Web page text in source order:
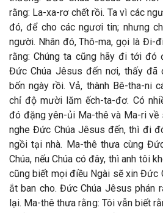
rằng: La-xa-rơ chết rồi. Ta vì các
đó, để cho các ngươi tin; nhưng
người. Nhân đó, Thô-ma, gọi là Đi-
rằng: Chúng ta cũng hãy đi tới đó
Đức Chúa Jêsus đến nơi, thấy đã
bốn ngày rồi. Vả, thành Bê-tha-ni
chỉ độ mười lăm ếch-ta-đơ. Có
đó đặng yên-ủi Ma-thê và Ma-ri về
nghe Đức Chúa Jêsus đến, thì đi
ngồi tại nhà. Ma-thê thưa cùng
Chúa, nếu Chúa có đây, thì anh tôi
cũng biết mọi điều Ngài sẽ xin Đức
ắt ban cho. Đức Chúa Jêsus phán
lại. Ma-thê thưa rằng: Tôi vẫn biết